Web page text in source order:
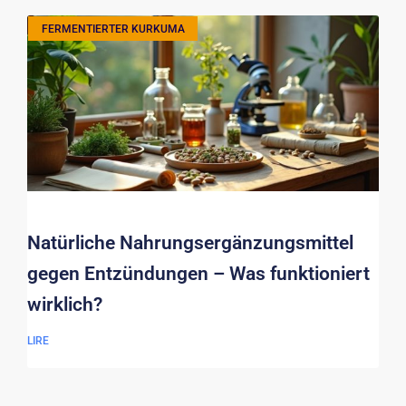
FERMENTIERTER KURKUMA
Natürliche Nahrungsergänzungsmittel
gegen Entzündungen – Was funktioniert
wirklich?
LIRE